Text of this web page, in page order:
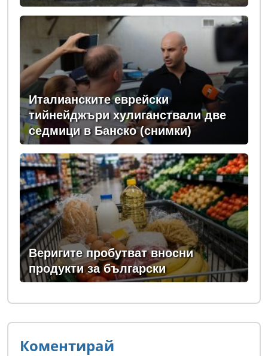
ЕС
Италианските еврейски
тийнейджъри хулиганствали две
седмици в Банско (снимки)
Веригите пробутват вносни
продукти за български
Коментирай